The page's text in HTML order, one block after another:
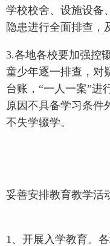
学校校舍、设施设备
隐患进行全面排查，
3.各地各校要加强控
童少年逐一排查，对
台账，“一人一案”进
原因不具备学习条件
不失学辍学。
妥善安排教育教学活
1、开展入学教育。